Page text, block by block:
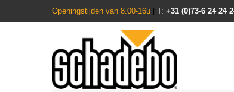
Openingstijden van 8.00-16u T: +31 (0)73-6 24 24